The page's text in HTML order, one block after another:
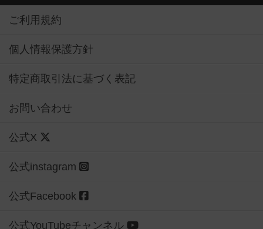
ご利用規約
個人情報保護方針
特定商取引法に基づく表記
お問い合わせ
公式X
公式instagram
公式Facebook
公式YouTubeチャンネル